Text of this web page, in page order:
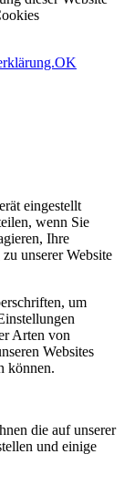
OK
eingestellt
wenn Sie
Ihre
unserer Website
um
Arten von
Websites
können.
die auf unserer
und einige